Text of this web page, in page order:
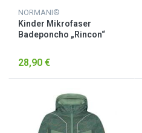
NORMANI®
Kinder Mikrofaser
Badeponcho „Rincon“
28,90 €